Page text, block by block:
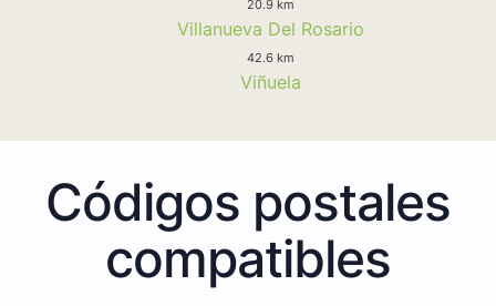
20.9 km
Villanueva Del Rosario
42.6 km
Viñuela
Códigos postales
compatibles